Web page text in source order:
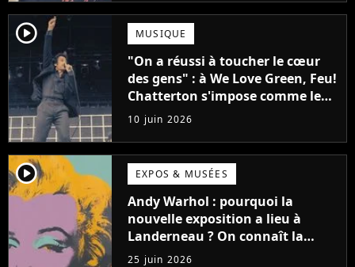
player2 MUSIQUE
"On a réussi à toucher le cœur
des gens" : à We Love Green, Feu!
Chatterton s'impose comme le
groupe rock français de sa
génération
10 juin 2026
player2 EXPOS & MUSÉES
Andy Warhol : pourquoi la
nouvelle exposition a lieu à
Landerneau ? On connaît la
raison et elle est symbolique !
25 juin 2026